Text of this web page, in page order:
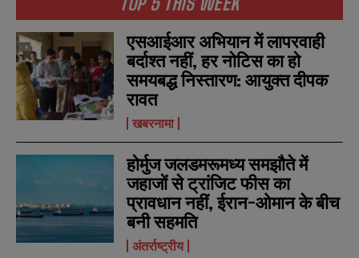
एसआईआर अभियान में लापरवाही
बर्दाश्त नहीं, हर नोटिस का हो
समयबद्ध निस्तारण: आयुक्त दीपक
रावत
खबरनामा
होर्मुज जलडमरूमध्य समझौते में
जहाजों से ट्रांजिट फीस का
प्रावधान नहीं, ईरान-ओमान के बीच
बनी सहमति
अंतर्राष्ट्रीय